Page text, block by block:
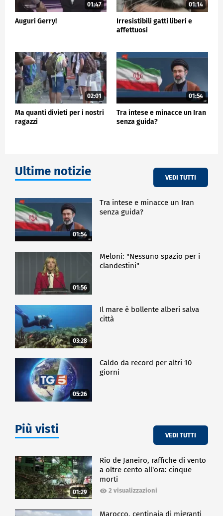
01:47
Auguri Gerry!
01:14
Irresistibili gatti liberi e
affettuosi
02:01
Ma quanti divieti per i nostri
ragazzi
01:54
Tra intese e minacce un Iran
senza guida?
Ultime notizie VEDI TUTTI
01:54
Tra intese e minacce un Iran
senza guida?
01:56
Meloni: "Nessuno spazio per i
clandestini"
03:28
Il mare è bollente alberi salva
città
05:26
Caldo da record per altri 10
giorni
Più visti VEDI TUTTI
01:29
Rio de Janeiro, raffiche di vento
a oltre cento all'ora: cinque
morti
2 visualizzazioni
Marocco, centinaia di migranti